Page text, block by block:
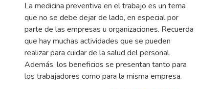
La medicina preventiva en el trabajo es un tema
que no se debe dejar de lado, en especial por
parte de las empresas u organizaciones. Recuerda
que hay muchas actividades que se pueden
realizar para cuidar de la salud del personal.
Además, los beneficios se presentan tanto para
los trabajadores como para la misma empresa.